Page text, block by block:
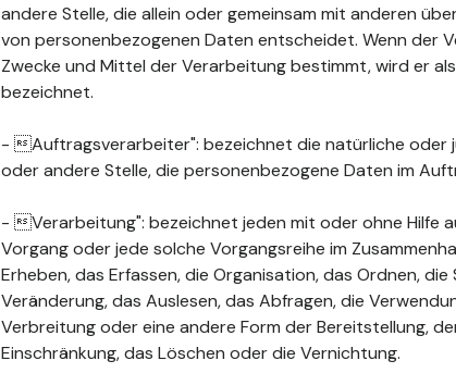
andere Stelle, die allein oder gemeinsam mit anderen
von personenbezogenen Daten entscheidet. Wenn der
Zwecke und Mittel der Verarbeitung bestimmt, wird er
bezeichnet.
- Auftragsverarbeiter": bezeichnet die natürliche oder
oder andere Stelle, die personenbezogene Daten im
- Verarbeitung": bezeichnet jeden mit oder ohne Hilfe
Vorgang oder jede solche Vorgangsreihe im
Erheben, das Erfassen, die Organisation, das Ordnen,
Veränderung, das Auslesen, das Abfragen, die
Verbreitung oder eine andere Form der Bereitstellung,
Einschränkung, das Löschen oder die Vernichtung.